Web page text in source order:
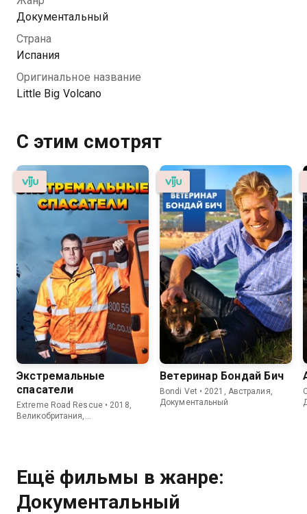
необычным климатическим условиям острова.
Документальный
Страна
Испания
Оригинальное название
Little Big Volcano
С этим смотрят
Экстремальные
спасатели
Extreme Road Rescue • 2018,
Великобритания,
Ветеринар Бондай Бич
Bondi Vet • 2021, Австралия,
Документальный
Ещё фильмы в жанре:
Документальный